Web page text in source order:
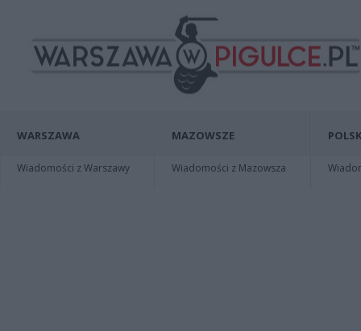
WARSZAWA
Wiadomości z Warszawy
MAZOWSZE
Wiadomości z Mazowsza